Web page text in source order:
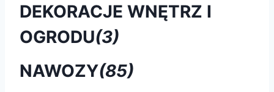
DEKORACJE WNĘTRZ I
OGRODU(3)
NAWOZY(85)